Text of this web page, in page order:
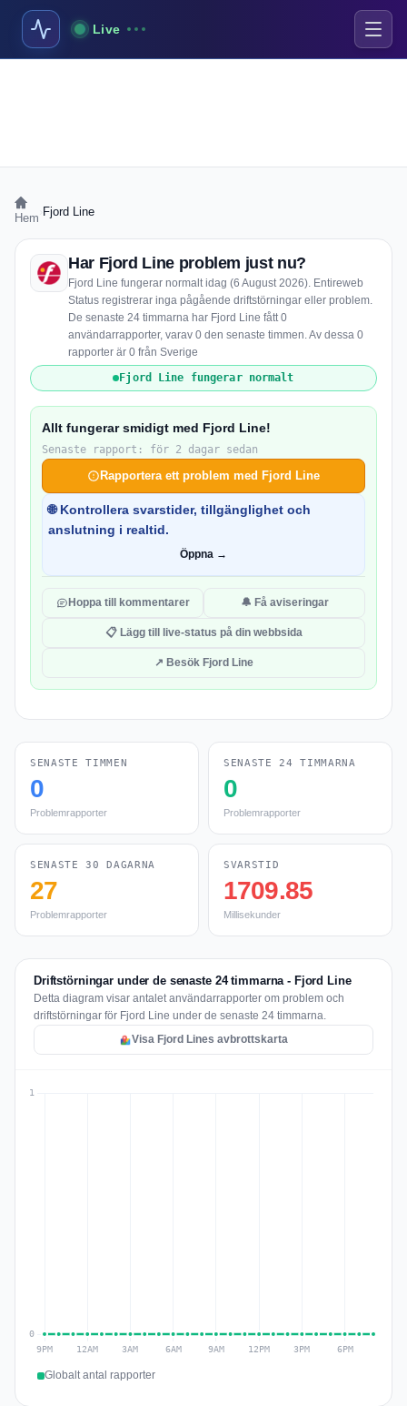
Live
Hem Fjord Line
Har Fjord Line problem just nu?
Fjord Line fungerar normalt idag (6 August 2026). Entireweb
Status registrerar inga pågående driftstörningar eller problem.
De senaste 24 timmarna har Fjord Line fått 0
användarrapporter, varav 0 den senaste timmen. Av dessa 0
rapporter är 0 från Sverige
Fjord Line fungerar normalt
Allt fungerar smidigt med Fjord Line!
Senaste rapport: för 2 dagar sedan
Rapportera ett problem med Fjord Line
🌐 Kontrollera svarstider, tillgänglighet och
anslutning i realtid.
Öppna →
Hoppa till kommentarer 🔔 Få aviseringar
📋 Lägg till live-status på din webbsida
↗ Besök Fjord Line
SENASTE TIMMEN
0
Problemrapporter
SENASTE 24 TIMMARNA
0
Problemrapporter
SENASTE 30 DAGARNA
27
Problemrapporter
SVARSTID
1709.85
Millisekunder
Driftstörningar under de senaste 24 timmarna - Fjord Line
Detta diagram visar antalet användarrapporter om problem och
driftstörningar för Fjord Line under de senaste 24 timmarna.
Visa Fjord Lines avbrottskarta
Globalt antal rapporter